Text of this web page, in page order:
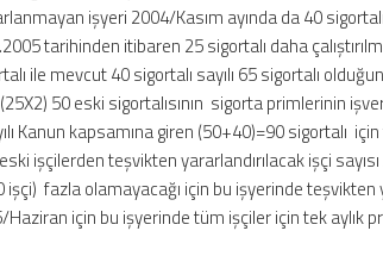
işyeri 2004/Kasım ayında da 40
tarihinden itibaren 25 sigortalı daha
ile mevcut 40 sigortalı sayılı 65 sigortalı
(25X2) 50 eski sigortalısının sigorta primlerinin
Kanun kapsamına giren (50+40)=90 sigortalı
işçilerden teşvikten yararlandırılacak işçi
fazla olamayacağı için bu işyerinde teşvikten
için bu işyerinde tüm işçiler için tek aylık